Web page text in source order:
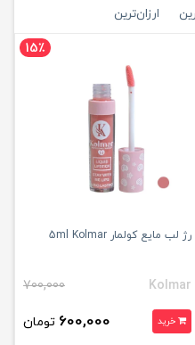
ارزان‌ترین
15٪
رژ لب مایع کولمار 5ml Kolmar
Kolmar
700,000
خرید 600,000 تومان